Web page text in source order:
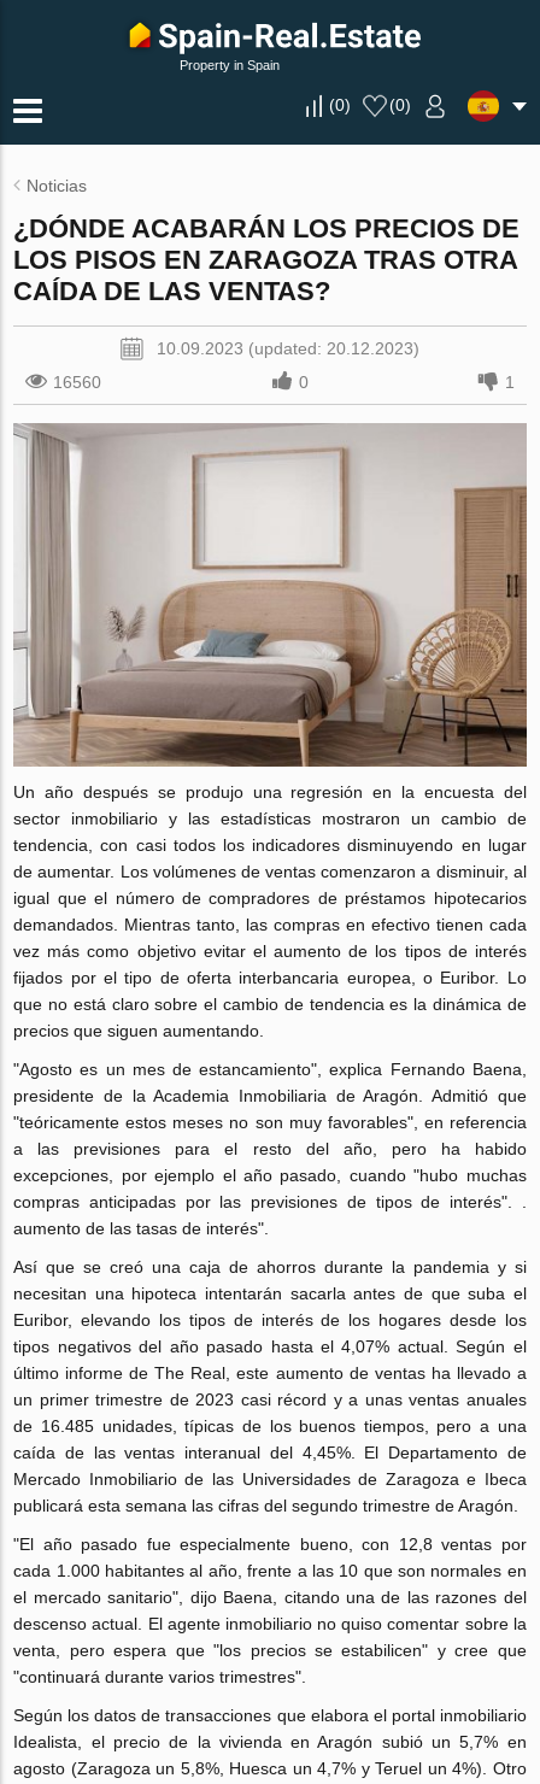
Property in Spain
(0) (0)
Noticias
¿DÓNDE ACABARÁN LOS PRECIOS DE
LOS PISOS EN ZARAGOZA TRAS OTRA
CAÍDA DE LAS VENTAS?
10.09.2023 (updated: 20.12.2023)
16560
0 1
Un año después se produjo una regresión en la encuesta del
sector inmobiliario y las estadísticas mostraron un cambio de
tendencia, con casi todos los indicadores disminuyendo en lugar
de aumentar. Los volúmenes de ventas comenzaron a disminuir, al
igual que el número de compradores de préstamos hipotecarios
demandados. Mientras tanto, las compras en efectivo tienen cada
vez más como objetivo evitar el aumento de los tipos de interés
fijados por el tipo de oferta interbancaria europea, o Euribor. Lo
que no está claro sobre el cambio de tendencia es la dinámica de
precios que siguen aumentando.
"Agosto es un mes de estancamiento", explica Fernando Baena,
presidente de la Academia Inmobiliaria de Aragón. Admitió que
"teóricamente estos meses no son muy favorables", en referencia
a las previsiones para el resto del año, pero ha habido
excepciones, por ejemplo el año pasado, cuando "hubo muchas
compras anticipadas por las previsiones de tipos de interés". .
aumento de las tasas de interés".
Así que se creó una caja de ahorros durante la pandemia y si
necesitan una hipoteca intentarán sacarla antes de que suba el
Euribor, elevando los tipos de interés de los hogares desde los
tipos negativos del año pasado hasta el 4,07% actual. Según el
último informe de The Real, este aumento de ventas ha llevado a
un primer trimestre de 2023 casi récord y a unas ventas anuales
de 16.485 unidades, típicas de los buenos tiempos, pero a una
caída de las ventas interanual del 4,45%. El Departamento de
Mercado Inmobiliario de las Universidades de Zaragoza e Ibeca
publicará esta semana las cifras del segundo trimestre de Aragón.
"El año pasado fue especialmente bueno, con 12,8 ventas por
cada 1.000 habitantes al año, frente a las 10 que son normales en
el mercado sanitario", dijo Baena, citando una de las razones del
descenso actual. El agente inmobiliario no quiso comentar sobre la
venta, pero espera que "los precios se estabilicen" y cree que
"continuará durante varios trimestres".
Según los datos de transacciones que elabora el portal inmobiliario
Idealista, el precio de la vivienda en Aragón subió un 5,7% en
agosto (Zaragoza un 5,8%, Huesca un 4,7% y Teruel un 4%). Otro